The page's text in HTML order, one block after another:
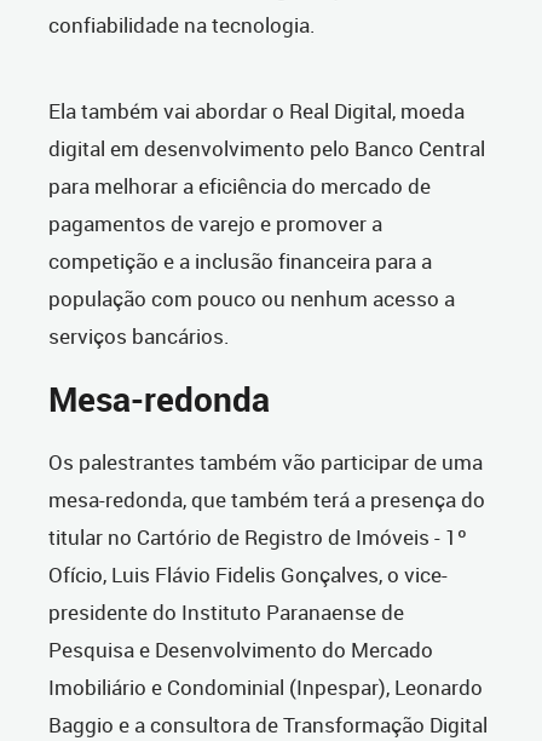
confiabilidade na tecnologia.
Ela também vai abordar o Real Digital, moeda
digital em desenvolvimento pelo Banco Central
para melhorar a eficiência do mercado de
pagamentos de varejo e promover a
competição e a inclusão financeira para a
população com pouco ou nenhum acesso a
serviços bancários.
Mesa-redonda
Os palestrantes também vão participar de uma
mesa-redonda, que também terá a presença do
titular no Cartório de Registro de Imóveis - 1º
Ofício, Luis Flávio Fidelis Gonçalves, o vice-
presidente do Instituto Paranaense de
Pesquisa e Desenvolvimento do Mercado
Imobiliário e Condominial (Inpespar), Leonardo
Baggio e a consultora de Transformação Digital